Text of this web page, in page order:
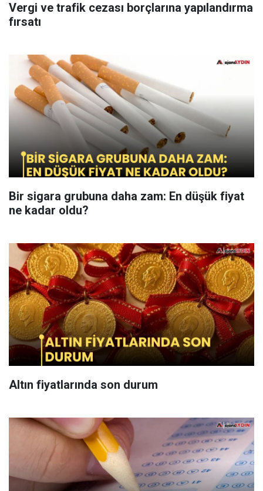
Vergi ve trafik cezası borçlarına yapılandırma
fırsatı
Bir sigara grubuna daha zam: En düşük fiyat
ne kadar oldu?
Altın fiyatlarında son durum